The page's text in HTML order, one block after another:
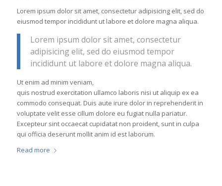
Lorem ipsum dolor sit amet, consectetur adipisicing elit, sed do
eiusmod tempor incididunt ut labore et dolore magna aliqua.
Lorem ipsum dolor sit amet, consectetur
adipisicing elit, sed do eiusmod tempor
incididunt ut labore et dolore magna aliqua.
Ut enim ad minim veniam,
quis nostrud exercitation ullamco laboris nisi ut aliquip ex ea
commodo consequat. Duis aute irure dolor in reprehenderit in
voluptate velit esse cillum dolore eu fugiat nulla pariatur.
Excepteur sint occaecat cupidatat non proident, sunt in culpa
qui officia deserunt mollit anim id est laborum.
Read more